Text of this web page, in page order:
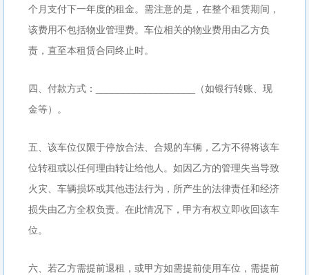
个月支付下一年度的租金。需注意的是，在整个租赁期间，
该费用不包括物业管理费。车位相关的物业费用由乙方负
责，直至本租赁合同终止时。
四、付款方式：__________________（如银行转账、现
金等）。
五、该车位仅限于停放合法、合规的车辆，乙方不得将该车
位转租或以任何理由转让给他人。如因乙方的管理失当导致
火灾、车辆损坏或其他违法行为，所产生的法律责任和经济
损失由乙方全权负责。在此情况下，甲方有权立即收回该车
位。
六、若乙方需提前退租，或甲方如需提前使用车位，需提前